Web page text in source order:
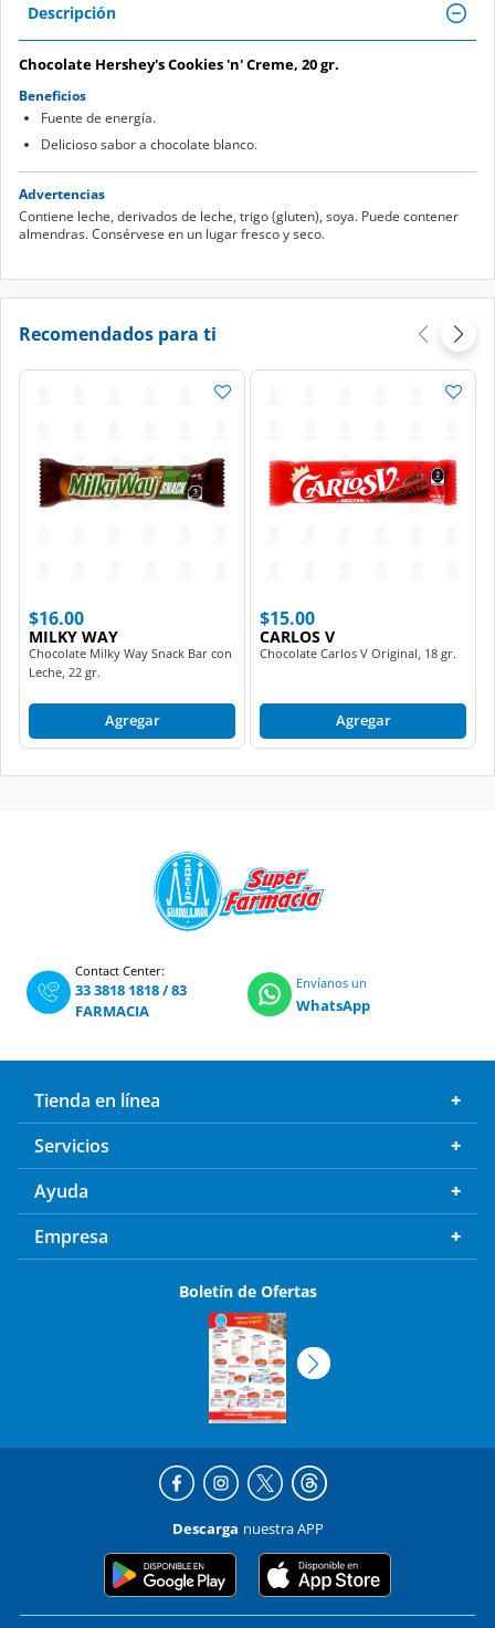
Descripción
Chocolate Hershey's Cookies 'n' Creme, 20 gr.
Beneficios
Fuente de energía.
Delicioso sabor a chocolate blanco.
Advertencias
Contiene leche, derivados de leche, trigo (gluten), soya. Puede contener
almendras. Consérvese en un lugar fresco y seco.
Recomendados para ti
$16.00
MILKY WAY
Chocolate Milky Way Snack Bar con
Leche, 22 gr.
Agregar
$15.00
CARLOS V
Chocolate Carlos V Original, 18 gr.
Agregar
Contact Center:
33 3818 1818/83
FARMACIA
Envíanos un
WhatsApp
Tienda en línea
Servicios
Ayuda
Empresa
Boletín de Ofertas
Descarga nuestra APP